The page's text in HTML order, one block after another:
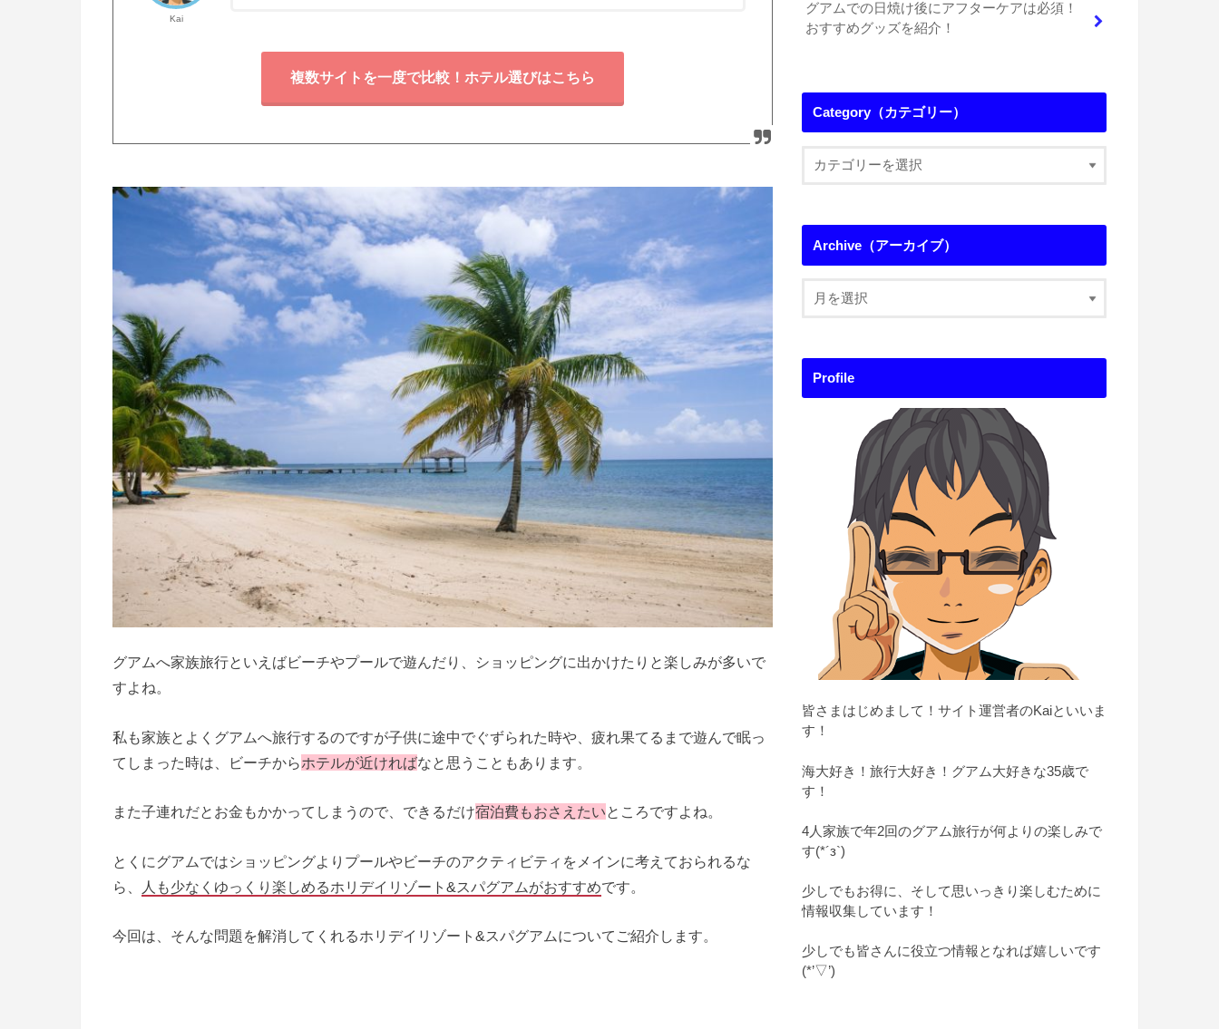
Kai
複数サイトを一度で比較！ホテル選びはこちら
グアムへ家族旅行といえばビーチやプールで遊んだり、ショッピングに出かけたりと楽しみが多いで
すよね。
私も家族とよくグアムへ旅行するのですが子供に途中でぐずられた時や、疲れ果てるまで遊んで眠っ
てしまった時は、ビーチからホテルが近ければなと思うこともあります。
また子連れだとお金もかかってしまうので、できるだけ宿泊費もおさえたいところですよね。
とくにグアムではショッピングよりプールやビーチのアクティビティをメインに考えておられるな
ら、
人も少なくゆっくり楽しめるホリデイリゾート&スパグアムがおすすめです。
今回は、そんな問題を解消してくれるホリデイリゾート&スパグアムについてご紹介します。
グアムでの日焼け後にアフターケアは必須！
おすすめグッズを紹介！
Category（カテゴリー）
Archive（アーカイブ）
Profile
皆さまはじめまして！サイト運営者のKaiといいま
す！
海大好き！旅行大好き！グアム大好きな35歳で
す！
4人家族で年2回のグアム旅行が何よりの楽しみで
す(*´з`)
少しでもお得に、そして思いっきり楽しむために
情報収集しています！
少しでも皆さんに役立つ情報となれば嬉しいです
(*’▽’)